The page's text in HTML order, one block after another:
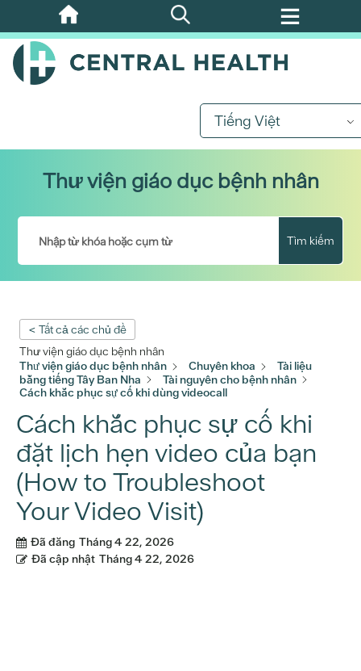
Bỏ
qua
nội
Tiếng Việt
Thư viện giáo dục bệnh nhân
Tìm kiếm
< Tất cả các chủ đề
Thư viện giáo dục bệnh nhân
Thư viện giáo dục bệnh nhân
Chuyên khoa
Tài liệu
bằng tiếng Tây Ban Nha
Tài nguyên cho bệnh nhân
Cách khắc phục sự cố khi dùng videocall
Cách khắc phục sự cố khi
đặt lịch hẹn video của bạn
(How to Troubleshoot
Your Video Visit)
Đã đăng Tháng 4 22, 2026
Đã cập nhật Tháng 4 22, 2026